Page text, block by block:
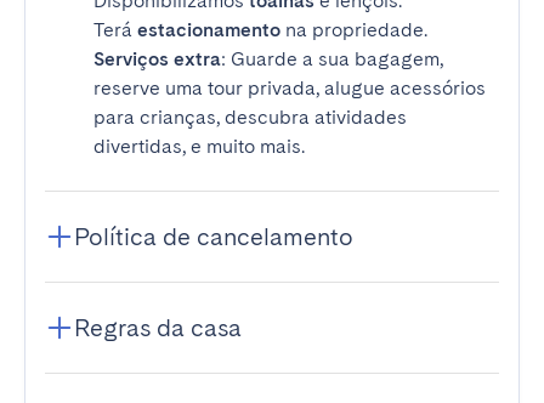
Terá estacionamento na propriedade.
Serviços extra: Guarde a sua bagagem,
reserve uma tour privada, alugue acessórios
para crianças, descubra atividades
divertidas, e muito mais.
Política de cancelamento
Regras da casa